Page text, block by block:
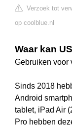
Verzoek tot
op coolblue.nl
Waar kan
Gebruiken voor
Sinds 2018
Android
tablet, iPad Air
Pro hebben